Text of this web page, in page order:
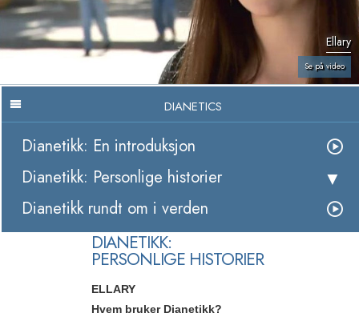
Ellary
Se på video
DIANETICS
Dianetikk: En introduksjon
Dianetikk: Personlige historier
Dianetikk rundt om i verden
DIANETIKK:
PERSONLIGE HISTORIER
ELLARY
Hvem bruker Dianetikk?